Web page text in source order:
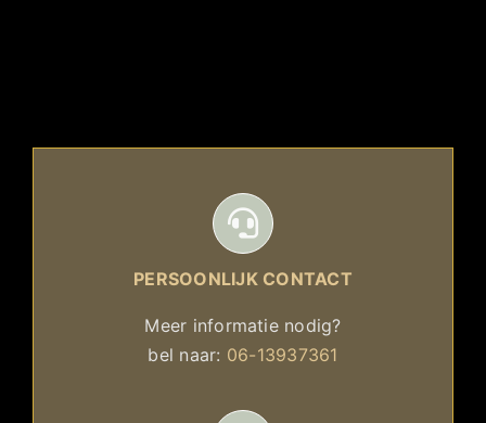
PERSOONLIJK CONTACT
Meer informatie nodig?
bel naar: 06-13937361